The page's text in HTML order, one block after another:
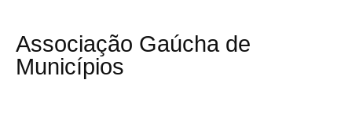
Associação Gaúcha de
Municípios